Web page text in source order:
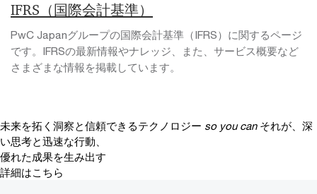
IFRS（国際会計基準）
PwC Japanグループの国際会計基準（IFRS）に関するページ
です。IFRSの最新情報やナレッジ、また、サービス概要など
さまざまな情報を掲載しています。
未来を拓く洞察と信頼できるテクノロジー so you can それが、深
い思考と迅速な行動、
優れた成果を生み出す
詳細はこちら